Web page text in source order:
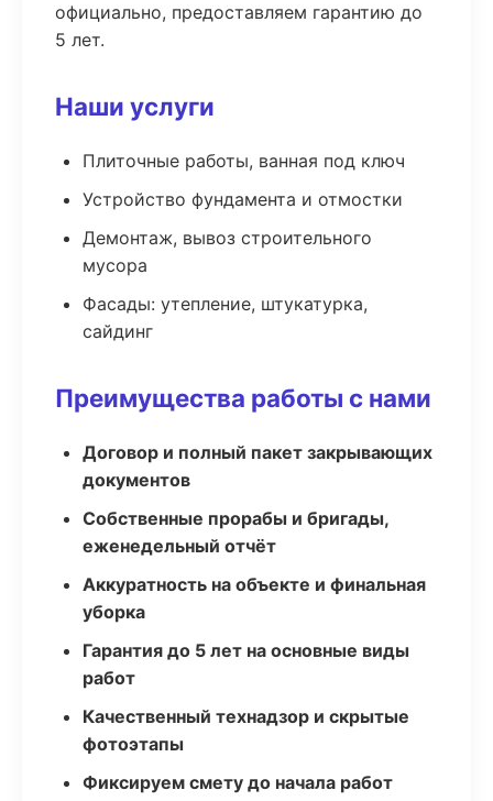
официально, предоставляем гарантию до
5 лет.
Наши услуги
Плиточные работы, ванная под ключ
Устройство фундамента и отмостки
Демонтаж, вывоз строительного
мусора
Фасады: утепление, штукатурка,
сайдинг
Преимущества работы с нами
Договор и полный пакет закрывающих
документов
Собственные прорабы и бригады,
еженедельный отчёт
Аккуратность на объекте и финальная
уборка
Гарантия до 5 лет на основные виды
работ
Качественный технадзор и скрытые
фотоэтапы
Фиксируем смету до начала работ